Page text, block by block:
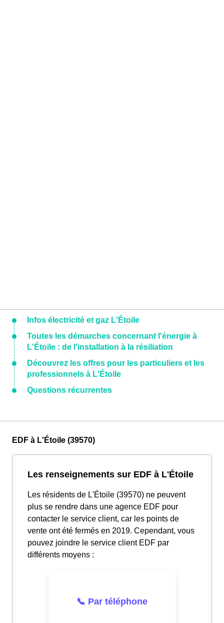
Infos électricité et gaz L'Étoile
Toutes les démarches concernant l'énergie à
L'Étoile : de l'installation à la résiliation
Découvrez les offres pour les particuliers et les
professionnels à L'Étoile
Questions récurrentes
EDF à L'Étoile (39570)
Les renseignements sur EDF à L'Étoile
Les résidents de L'Étoile (39570) ne peuvent
plus se rendre dans une agence EDF pour
contacter le service client, car les points de
vente ont été fermés en 2019. Cependant, vous
pouvez joindre le service client EDF par
différents moyens :
📞 Par téléphone